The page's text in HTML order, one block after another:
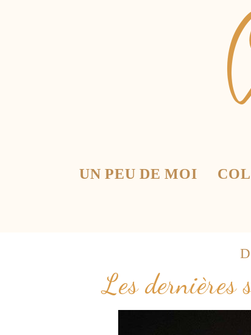
UN PEU DE MOI
Les dernières